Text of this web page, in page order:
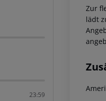
23:59
Zur
lädt